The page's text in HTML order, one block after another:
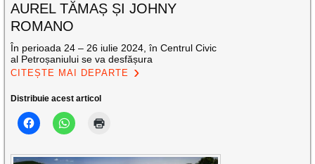
AUREL TĂMAȘ ȘI JOHNY
ROMANO
În perioada 24 – 26 iulie 2024, în Centrul Civic
al Petroșaniului se va desfășura
CITEȘTE MAI DEPARTE
Distribuie acest articol